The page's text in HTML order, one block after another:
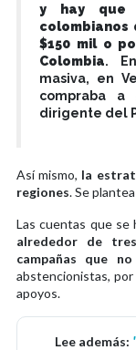
y hay que
colombianos
$150 mil o
Colombia.
masiva, en
compraba a
dirigente del
Así mismo, la
regiones. Se
Las cuentas que se
alrededor de
campañas que
abstencionistas, por
apoyos.
Lee además: